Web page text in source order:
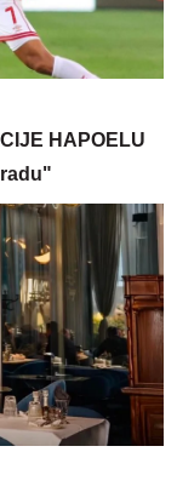
HAPOELU